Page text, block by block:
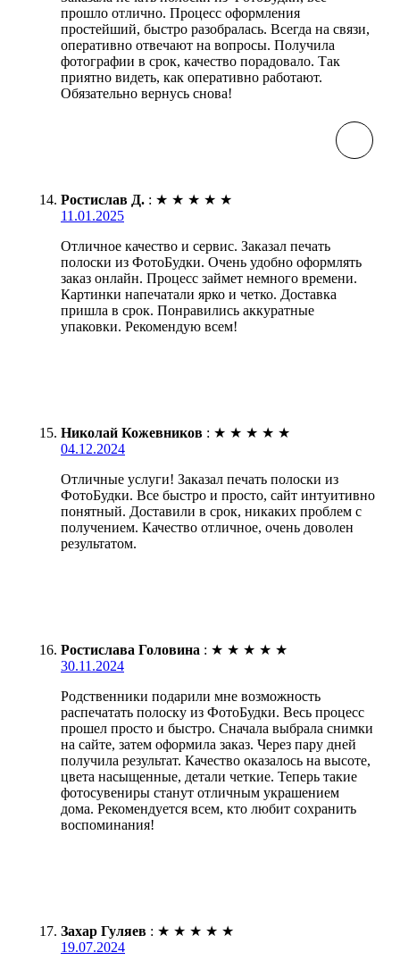
прошло отлично. Процесс оформления
простейший, быстро разобралась. Всегда на связи,
оперативно отвечают на вопросы. Получила
фотографии в срок, качество порадовало. Так
приятно видеть, как оперативно работают.
Обязательно вернусь снова!
Ростислав Д. : ★ ★ ★ ★ ★
11.01.2025
Отличное качество и сервис. Заказал печать
полоски из ФотоБудки. Очень удобно оформлять
заказ онлайн. Процесс займет немного времени.
Картинки напечатали ярко и четко. Доставка
пришла в срок. Понравились аккуратные
упаковки. Рекомендую всем!
Николай Кожевников : ★ ★ ★ ★ ★
04.12.2024
Отличные услуги! Заказал печать полоски из
ФотоБудки. Все быстро и просто, сайт интуитивно
понятный. Доставили в срок, никаких проблем с
получением. Качество отличное, очень доволен
результатом.
Ростислава Головина : ★ ★ ★ ★ ★
30.11.2024
Родственники подарили мне возможность
распечатать полоску из ФотоБудки. Весь процесс
прошел просто и быстро. Сначала выбрала снимки
на сайте, затем оформила заказ. Через пару дней
получила результат. Качество оказалось на высоте,
цвета насыщенные, детали четкие. Теперь такие
фотосувениры станут отличным украшением
дома. Рекомендуется всем, кто любит сохранить
воспоминания!
Захар Гуляев : ★ ★ ★ ★ ★
19.07.2024